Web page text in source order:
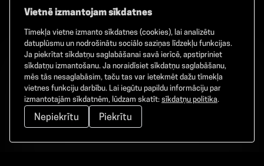
Facebook TikTok Instagram
©2026GAMMA. Visas tiesības aizsargātas.
Vietnē izmantojam sīkdatnes
Tīmekļa vietne izmanto sīkdatnes (cookies), lai analizētu
datuplūsmu un nodrošinātu sociālo saziņas līdzekļu funkcijas.
Ja piekrītat sīkdatņu saglabāšanai savā ierīcē, apstipriniet
sīkdatņu izmantošanu. Ja noraidīsiet sīkdatņu saglabāšanu,
mēs tās nesaglabāsim, taču tas var ietekmēt dažu tīmekļa
vietnes funkciju darbību. Lai iegūtu papildu informāciju par
izmantotajām sīkdatnēm, lūdzam skatīt: sīkdatņu politika.
Nepiekrītu Piekrītu